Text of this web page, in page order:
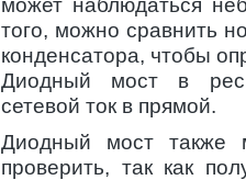
может наблюдаться
того, можно сравнить
конденсатора, чтобы
Диодный мост в
сетевой ток в прямой.
Диодный мост также
проверить, так как